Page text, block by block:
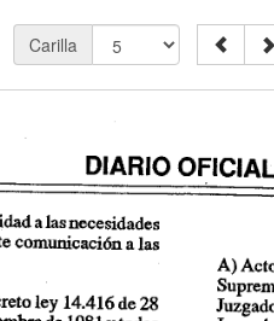
Carilla